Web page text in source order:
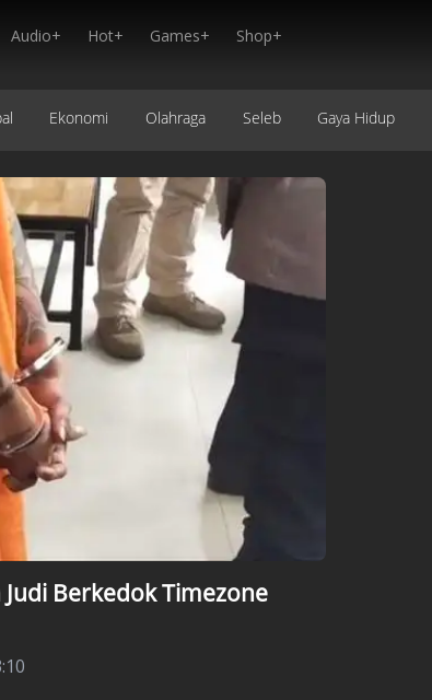
Audio+ Hot+ Games+ Shop+
Ekonomi Olahraga Seleb Gaya Hidup
Berkedok Timezone